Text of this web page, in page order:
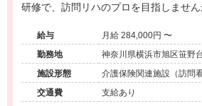
研修で、訪問リハのプロを目指しません
給与
月給 284,000円 〜
勤務地
神奈川県横浜市旭区笹
施設形態
介護保険関連施設（訪問
交通費
支給あり